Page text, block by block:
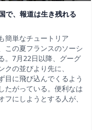
で、報道は生き残れる
簡単なチュートリア
この夏フランスのソーシ
。7月22日以降、グーグ
の並びより先に、
目に飛び込んでくるよう
たがっている。便利なは
にしようとする人が、